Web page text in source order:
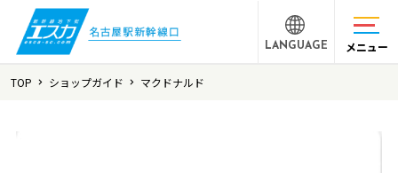
LANGUAGE メニュー
TOP ショップガイド マクドナルド